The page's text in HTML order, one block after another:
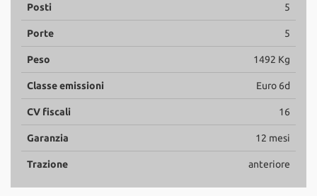
Posti 5
Porte 5
Peso 1492 Kg
Classe emissioni Euro 6d
CV fiscali 16
Garanzia 12 mesi
Trazione anteriore